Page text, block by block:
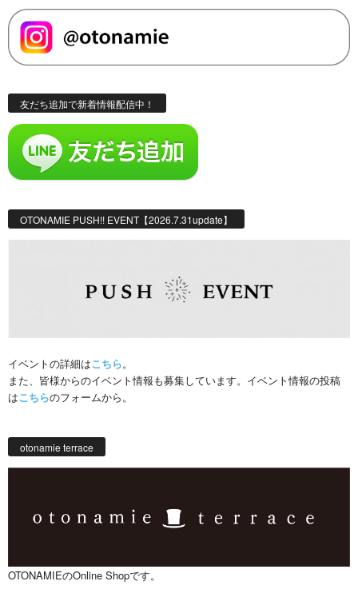
友だち追加で新着情報配信中！
OTONAMIE PUSH!! EVENT【2026.7.31update】
イベントの詳細はこちら。
また、皆様からのイベント情報も募集しています。イベント情報の投稿
はこちらのフォームから。
otonamie terrace
OTONAMIEのOnline Shopです。